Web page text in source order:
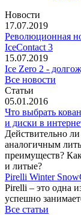
Новости
17.07.2019
Революционная
IceContact 3
15.07.2019
Ice Zero 2 -
Все новости
Статьи
05.01.2016
Что выбрать
и диски в
Действительно
аналогичным
преимуществ?
и литые?
Pirelli Winter
Pirelli – это одна
успешно
Все статьи